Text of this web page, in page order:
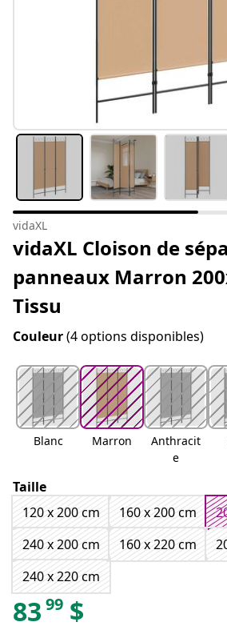
vidaXL
vidaXL Cloison de
panneaux Marron
Tissu
Couleur(4 options disponibles)
Blanc Marron
Anthracit
e
Taille
120 x 200 cm
160 x 200 cm
240 x 200 cm
160 x 220 cm
240 x 220 cm
83 99 $